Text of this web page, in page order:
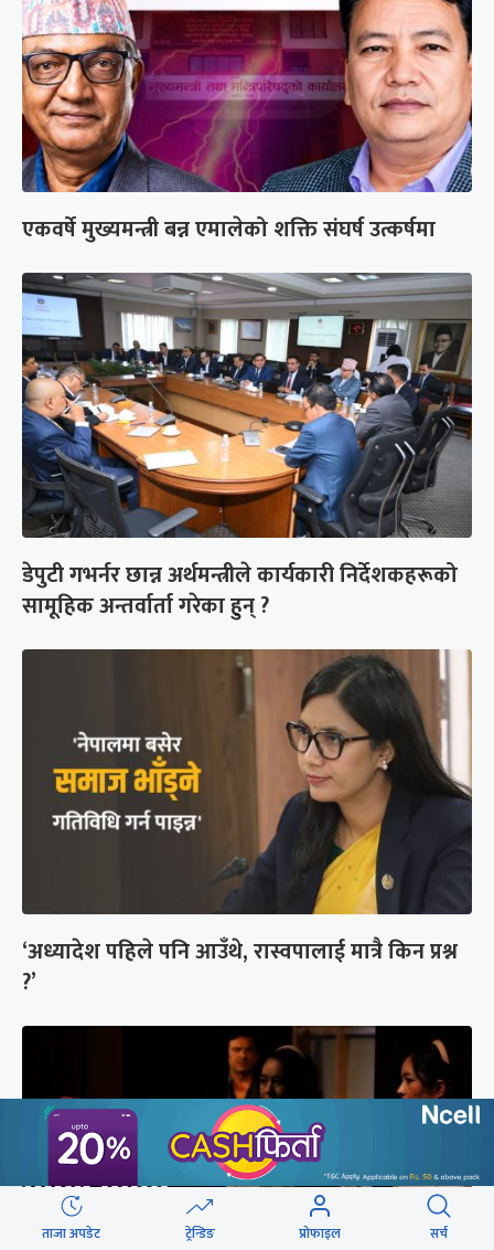
एकवर्षे मुख्यमन्त्री बन्न एमालेको शक्ति संघर्ष उत्कर्षमा
डेपुटी गभर्नर छान्न अर्थमन्त्रीले कार्यकारी निर्देशकहरूको
सामूहिक अन्तर्वार्ता गरेका हुन् ?
‘अध्यादेश पहिले पनि आउँथे, रास्वपालाई मात्रै किन प्रश्न
?’
ताजा अपडेट ट्रेन्डिङ प्रोफाइल सर्च